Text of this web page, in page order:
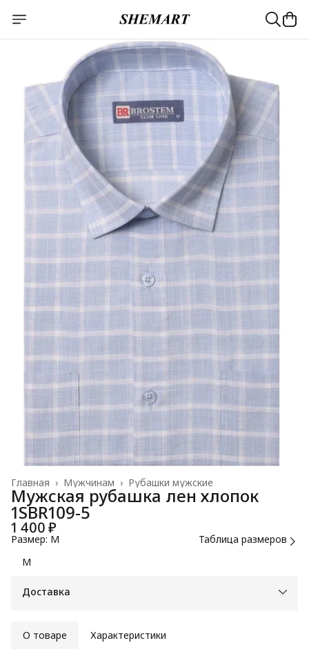
Рубашки мужские
Мужчинам ›
Главная ›
Мужская рубашка лен хлопок
1SBR109-5
1 400 ₽
Размер: M
Таблица размеров
M
Доставка
О товаре Характеристики